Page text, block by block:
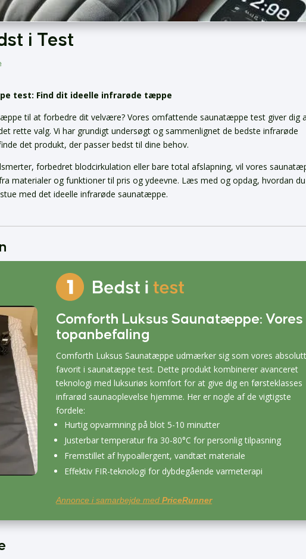
i Test
test: Find dit ideelle infrarøde tæppe
til at forbedre dit velvære? Vores omfattende saunatæppe test giver dig
rette valg. Vi har grundigt undersøgt og sammenlignet de bedste infrarøde
det produkt, der passer bedst til dine behov.
forbedret blodcirkulation eller bare total afslapning, vil vores
materialer og funktioner til pris og ydeevne. Læs med og opdag, hvordan
med det ideelle infrarøde saunatæppe.
Comforth Luksus Saunatæppe: Vores
topanbefaling
Comforth Luksus Saunatæppe udmærker sig som vores
favorit i saunatæppe test. Dette produkt kombinerer avanceret
teknologi med luksuriøs komfort for at give dig en førsteklasses
infrarød saunaoplevelse hjemme. Her er nogle af de vigtigste
fordele:
Hurtig opvarmning på blot 5-10 minutter
Justerbar temperatur fra 30-80°C for personlig tilpasning
Fremstillet af hypoallergent, vandtæt materiale
Effektiv FIR-teknologi for dybdegående varmeterapi
Annonce i samarbejde medPriceRunner